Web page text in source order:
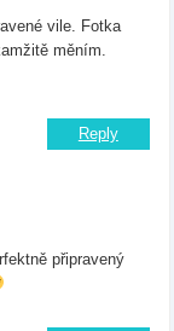
vile. Fotka
měním.
Reply
připravený